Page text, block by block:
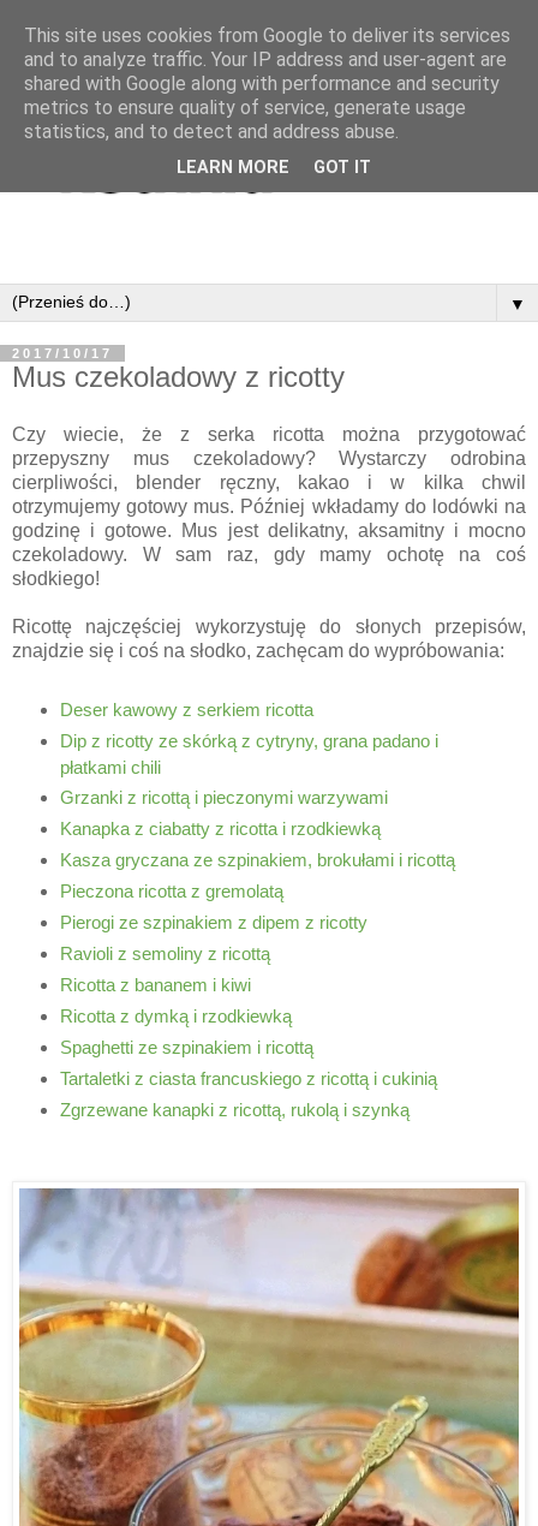
▼
2017/10/17
Mus czekoladowy z ricotty
Czy wiecie, że z serka ricotta można przygotować
przepyszny mus czekoladowy? Wystarczy odrobina
cierpliwości, blender ręczny, kakao i w kilka chwil
otrzymujemy gotowy mus. Później wkładamy do lodówki na
godzinę i gotowe. Mus jest delikatny, aksamitny i mocno
czekoladowy. W sam raz, gdy mamy ochotę na coś
słodkiego!
Ricottę najczęściej wykorzystuję do słonych przepisów,
znajdzie się i coś na słodko, zachęcam do wypróbowania:
Deser kawowy z serkiem ricotta
Dip z ricotty ze skórką z cytryny, grana padano i
płatkami chili
Grzanki z ricottą i pieczonymi warzywami
Kanapka z ciabatty z ricotta i rzodkiewką
Kasza gryczana ze szpinakiem, brokułami i ricottą
Pieczona ricotta z gremolatą
Pierogi ze szpinakiem z dipem z ricotty
Ravioli z semoliny z ricottą
Ricotta z bananem i kiwi
Ricotta z dymką i rzodkiewką
Spaghetti ze szpinakiem i ricottą
Tartaletki z ciasta francuskiego z ricottą i cukinią
Zgrzewane kanapki z ricottą, rukolą i szynką
This site uses cookies from Google to deliver its services
and to analyze traffic. Your IP address and user-agent are
shared with Google along with performance and security
metrics to ensure quality of service, generate usage
statistics, and to detect and address abuse.
LEARN MORE GOT IT